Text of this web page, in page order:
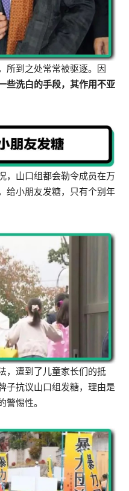
所到之处常常被驱逐。因
些洗白的手段，其作用不亚
，山口组都会勒令成员在万
给小朋友发糖，只有个别年
，遭到了儿童家长们的抵
子抗议山口组发糖，理由是
警惕性。